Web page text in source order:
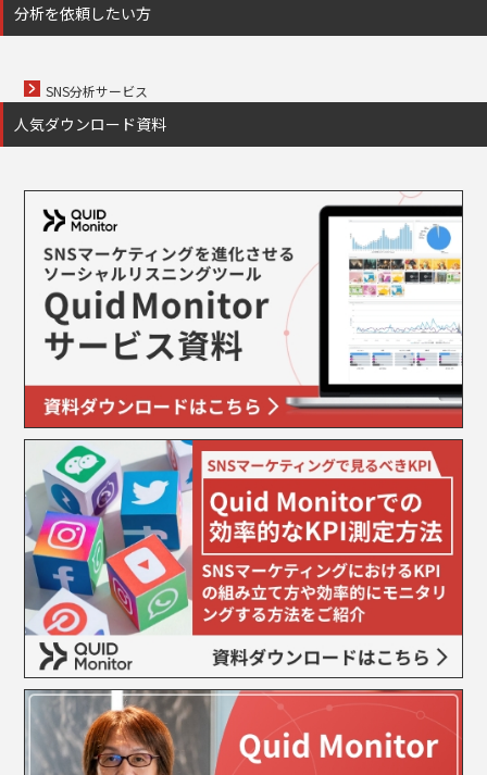
分析を依頼したい方
SNS分析サービス
人気ダウンロード資料